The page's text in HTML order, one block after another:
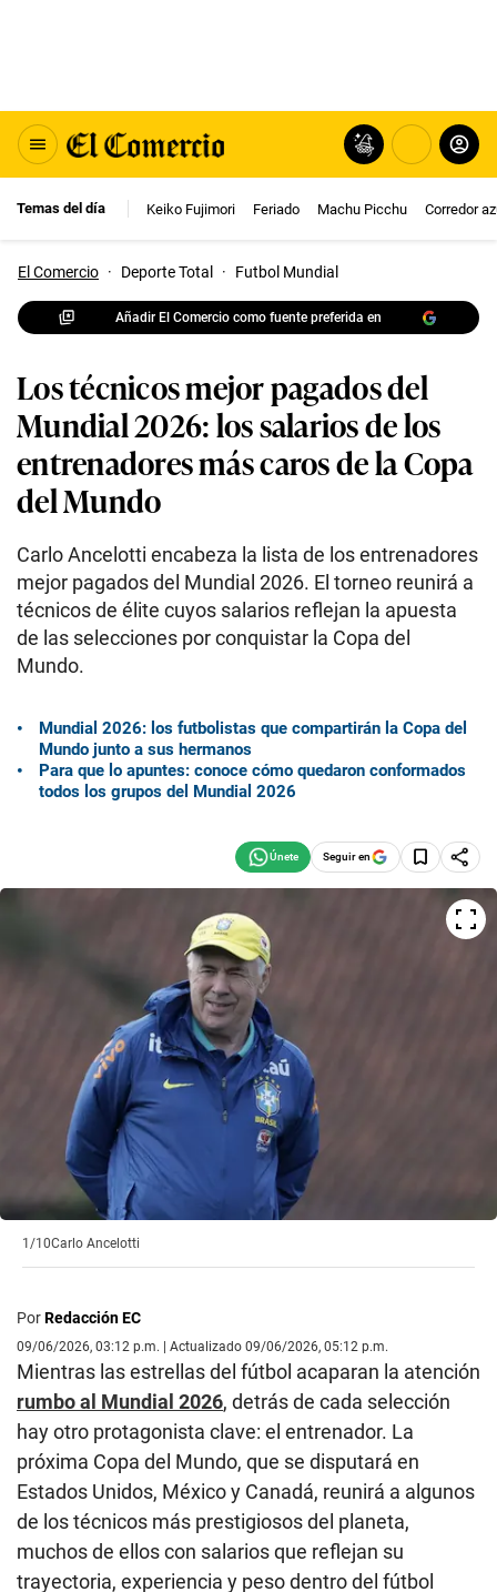
Temas del día Keiko Fujimori Feriado Machu Picchu Corredor
El Comercio · Deporte Total · Futbol Mundial
Añadir El Comercio como fuente preferida en
Los técnicos mejor pagados del
Mundial 2026: los salarios de los
entrenadores más caros de la Copa
del Mundo
Carlo Ancelotti encabeza la lista de los entrenadores
mejor pagados del Mundial 2026. El torneo reunirá a
técnicos de élite cuyos salarios reflejan la apuesta
de las selecciones por conquistar la Copa del
Mundo.
Mundial 2026: los futbolistas que compartirán la Copa del
Mundo junto a sus hermanos
Para que lo apuntes: conoce cómo quedaron conformados
todos los grupos del Mundial 2026
Seguir en
1/10Carlo Ancelotti
PorRedacción EC
09/06/2026, 03:12 p.m. | Actualizado 09/06/2026, 05:12 p.m.
Mientras las estrellas del fútbol acaparan la atención
rumbo al Mundial 2026, detrás de cada selección
hay otro protagonista clave: el entrenador. La
próxima Copa del Mundo, que se disputará en
Estados Unidos, México y Canadá, reunirá a algunos
de los técnicos más prestigiosos del planeta,
muchos de ellos con salarios que reflejan su
trayectoria, experiencia y peso dentro del fútbol